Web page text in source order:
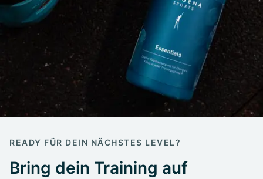
READY FÜR DEIN NÄCHSTES LEVEL?
Bring dein Training auf